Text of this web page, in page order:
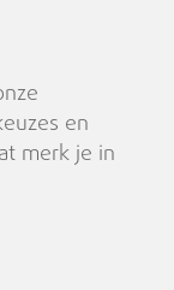
en
merk je in